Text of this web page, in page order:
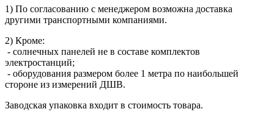
1) По согласованию с менеджером возможна доставка
другими транспортными компаниями.
2) Кроме:
- солнечных панелей не в составе комплектов
электростанций;
- оборудования размером более 1 метра по наибольшей
стороне из измерений ДШВ.
Заводская упаковка входит в стоимость товара.